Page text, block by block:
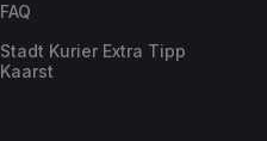
FAQ
Stadt Kurier Extra Tipp
Kaarst